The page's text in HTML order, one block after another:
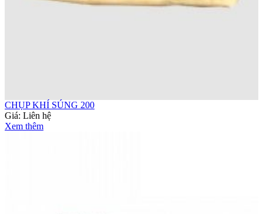
CHỤP KHÍ SÚNG 200
Giá: Liên hệ
Xem thêm